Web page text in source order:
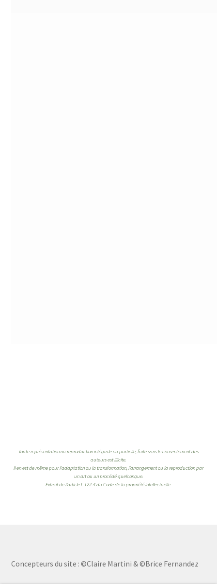
Toute représentation ou reproduction intégrale ou partielle, faite sans le consentement des
auteurs est illicite.
Il en est de même pour l’adaptation ou la transformation, l’arrangement ou la reproduction par
un art ou un procédé quelconque.
Extrait de l’article L 122-4 du Code de la propriété intellectuelle.
Concepteurs du site : ©Claire Martini & ©Brice Fernandez